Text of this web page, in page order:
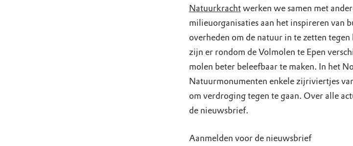
Natuurkrachtwerken we samen met
milieuorganisaties aan het inspireren van
overheden om de natuur in te zetten
zijn er rondom de Volmolen te Epen
molen beter beleefbaar te maken. In het
Natuurmonumenten enkele zijriviertjes
om verdroging tegen te gaan. Over alle
de nieuwsbrief.
Aanmelden voor de nieuwsbrief